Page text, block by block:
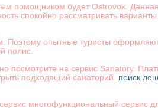
помощником будет Ostrovok.
спокойно рассматривать варианты.
Поэтому опытные туристы
полис.
посмотрите на сервис Sanatory.
подходящий санаторий. поиск
многофункциональный сервис